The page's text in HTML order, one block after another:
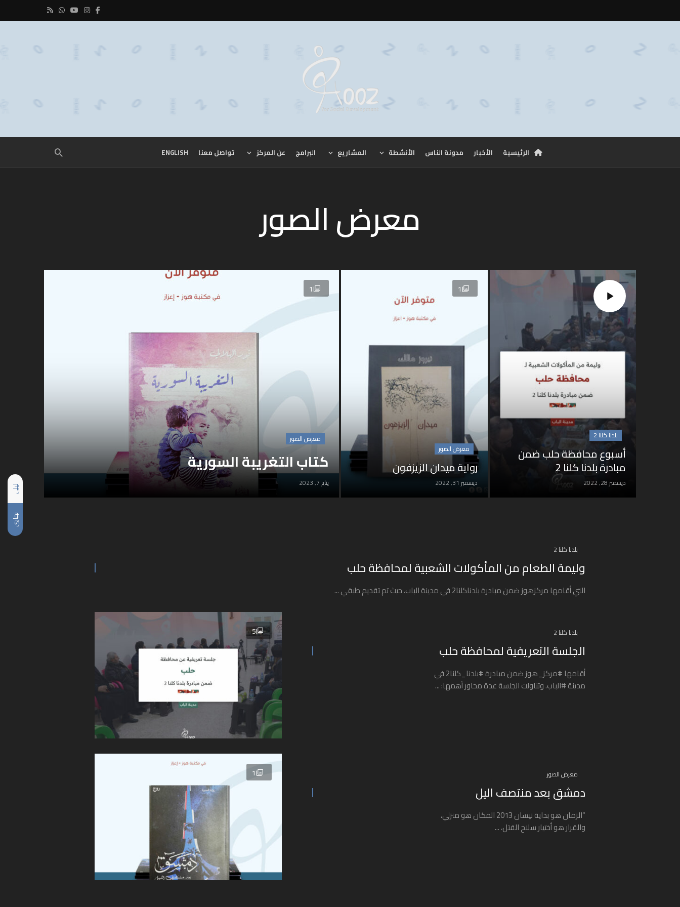
ليلي
نهاري
الرئيسية الأخبار مدونة الناس الأنشطة المشاريع البرامج عن المركز تواصل معنا ENGLISH
معرض الصور
معرض الصور
كتاب التغريبة السورية
يناير 7, 2023
1
معرض الصور
رواية ميدان الزيزفون
ديسمبر 31, 2022
1
بلدنا كلنا 2
أسبوع محافظة حلب ضمن
مبادرة بلدنا كلنا 2
ديسمبر 28, 2022
بلدنا كلنا 2
وليمة الطعام من المأكولات الشعبية لمحافظة حلب
التي أقامها مركزهوز ضمن مبادرة بلدناكلنا2 في مدينة الباب، حيث تم تقديم طبقي ...
5 بلدنا كلنا 2
الجلسة التعريفية لمحافظة حلب
أقامها #مركز_هوز ضمن مبادرة #بلدنا_كلنا2 في
مدينة #الباب. وتناولت الجلسة عدة محاور أهمها: ...
1 معرض الصور
دمشق بعد منتصف اليل
“الزمان هو بداية نيسان 2013 المكان هو منزلي،
والقرار هو أختيار سلاح القتل، ...